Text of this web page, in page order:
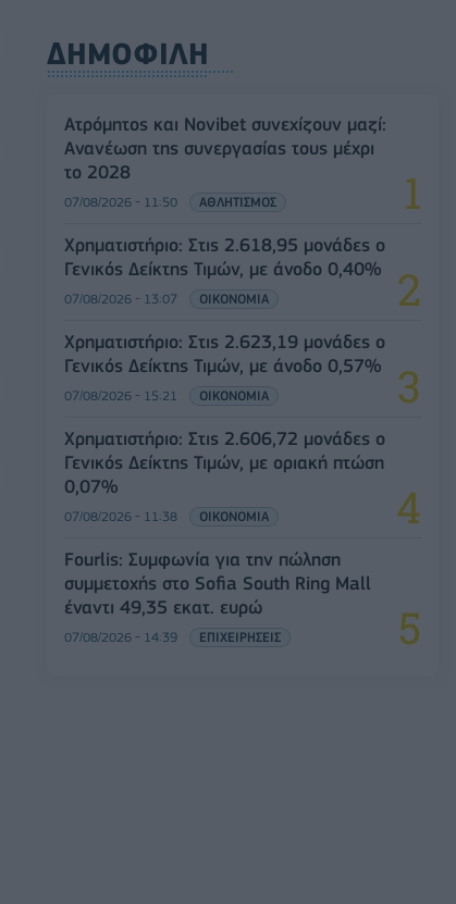
ΔΗΜΟΦΙΛΗ
Ατρόμητος και Novibet συνεχίζουν μαζί:
Ανανέωση της συνεργασίας τους μέχρι
το 2028
07/08/2026 - 11:50 ΑΘΛΗΤΙΣΜΟΣ
Χρηματιστήριο: Στις 2.618,95 μονάδες ο
Γενικός Δείκτης Τιμών, με άνοδο 0,40%
07/08/2026 - 13:07 ΟΙΚΟΝΟΜΙΑ
Χρηματιστήριο: Στις 2.623,19 μονάδες ο
Γενικός Δείκτης Τιμών, με άνοδο 0,57%
07/08/2026 - 15:21 ΟΙΚΟΝΟΜΙΑ
Χρηματιστήριο: Στις 2.606,72 μονάδες ο
Γενικός Δείκτης Τιμών, με οριακή πτώση
0,07%
07/08/2026 - 11:38 ΟΙΚΟΝΟΜΙΑ
Fourlis: Συμφωνία για την πώληση
συμμετοχής στο Sofia South Ring Mall
έναντι 49,35 εκατ. ευρώ
07/08/2026 - 14:39 ΕΠΙΧΕΙΡΗΣΕΙΣ